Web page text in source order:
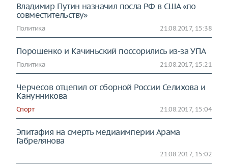
Владимир Путин назначил посла РФ в США «по
совместительству»
Политика 21.08.2017, 15:38
Порошенко и Качиньский поссорились из-за УПА
Политика 21.08.2017, 15:21
Черчесов отцепил от сборной России Селихова и
Канунникова
Спорт 21.08.2017, 15:04
Эпитафия на смерть медиаимперии Арама
Габрелянова
21.08.2017, 15:02